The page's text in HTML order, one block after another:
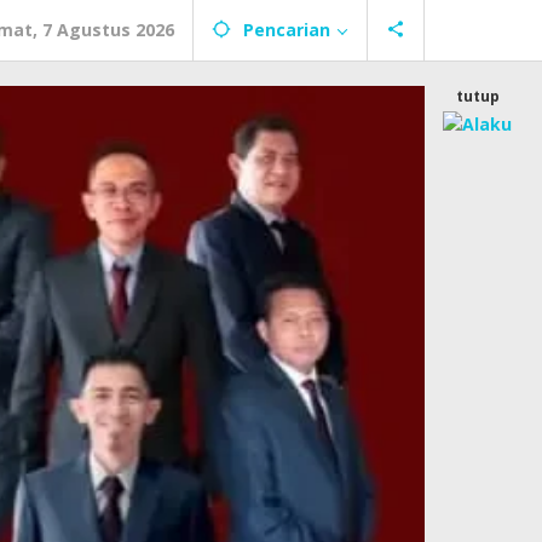
7 Agustus 2026 Pencarian
tutup